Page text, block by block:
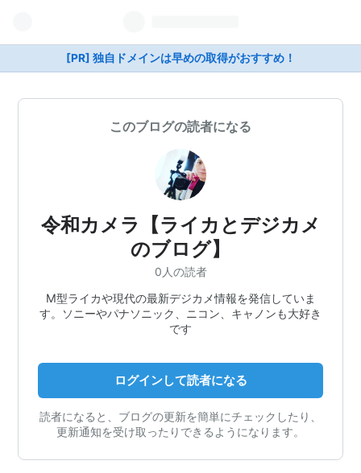
[PR] 独自ドメインは早めの取得がおすすめ！
このブログの読者になる
令和カメラ【ライカとデジカメ
のブログ】
0人の読者
M型ライカや現代の最新デジカメ情報を発信していま
す。ソニーやパナソニック、ニコン、キャノンも大好き
です
ログインして読者になる
読者になると、ブログの更新を簡単にチェックしたり、
更新通知を受け取ったりできるようになります。